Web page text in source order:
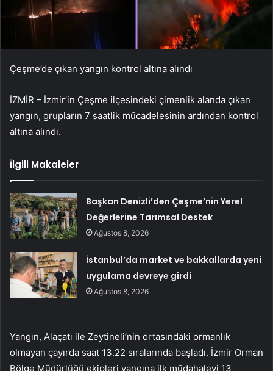
Çeşme’de çıkan yangın kontrol altına alındı
İZMİR – İzmir’in Çeşme ilçesindeki çimenlik alanda çıkan
yangın, grupların 7 saatlik mücadelesinin ardından kontrol
altına alındı.
İlgili Makaleler
Başkan Denizli’den Çeşme’nin Yerel
Değerlerine Tarımsal Destek
Ağustos 8, 2026
İstanbul’da market ve bakkallarda yeni
uygulama devreye girdi
Ağustos 8, 2026
Yangın, Alaçatı ile Zeytineli’nin ortasındaki ormanlık
olmayan çayırda saat 13.22 sıralarında başladı. İzmir Orman
Bölge Müdürlüğü ekipleri yangına ilk müdahaleyi 13